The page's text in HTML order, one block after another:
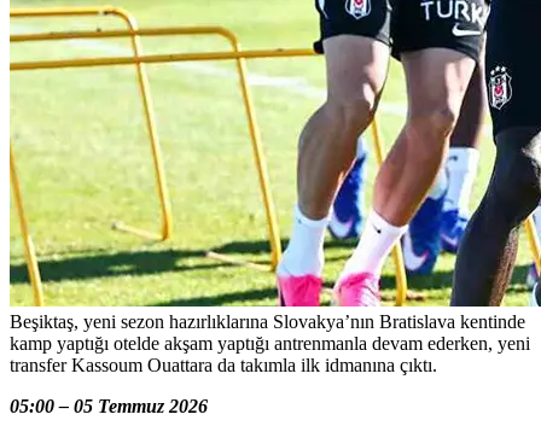
Beşiktaş, yeni sezon hazırlıklarına Slovakya’nın Bratislava kentinde
kamp yaptığı otelde akşam yaptığı antrenmanla devam ederken, yeni
transfer Kassoum Ouattara da takımla ilk idmanına çıktı.
05:00 – 05 Temmuz 2026